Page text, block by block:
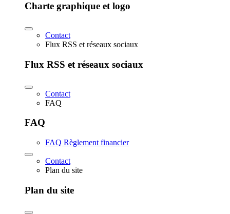
Charte graphique et logo
Contact
Flux RSS et réseaux sociaux
Flux RSS et réseaux sociaux
Contact
FAQ
FAQ
FAQ Règlement financier
Contact
Plan du site
Plan du site